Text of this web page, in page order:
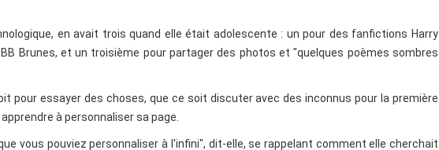
en avait trois quand elle était adolescente : un pour des fanfictions Harry
Brunes, et un troisième pour partager des photos et "quelques poèmes sombres
pour essayer des choses, que ce soit discuter avec des inconnus pour la première
à personnaliser sa page.
vous pouviez personnaliser à l'infini", dit-elle, se rappelant comment elle cherchait